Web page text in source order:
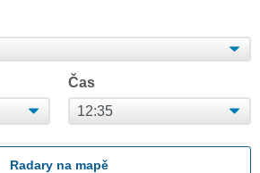
Čas
Radary na mapě